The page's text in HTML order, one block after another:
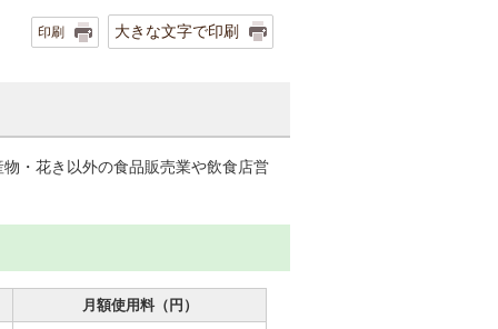
印刷 大きな文字で印刷
・花き以外の食品販売業や飲食店営
月額使用料（円）